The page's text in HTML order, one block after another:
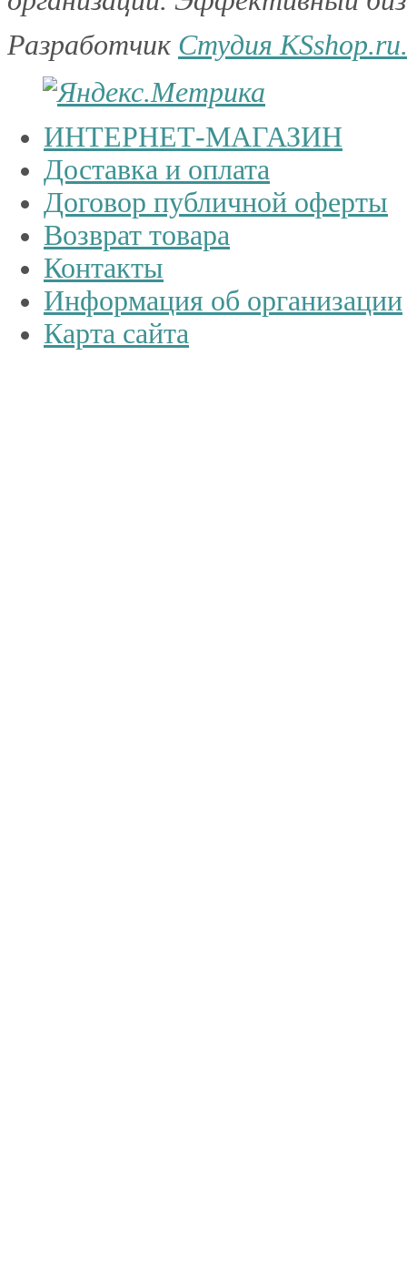
Разработчик Студия KSshop.ru.
ИНТЕРНЕТ-МАГАЗИН
Доставка и оплата
Договор публичной оферты
Возврат товара
Контакты
Информация об организации
Карта сайта